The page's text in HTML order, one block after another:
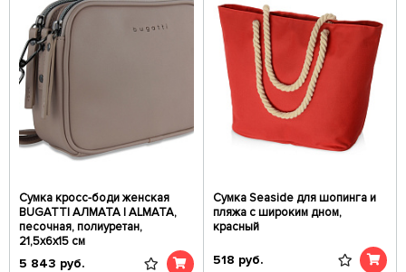
Сумка кросс-боди женская
BUGATTI АЛМАТА | ALMATA,
песочная, полиуретан,
21,5х6х15 см
5 843 руб.
Сумка Seaside для шопинга и
пляжа с широким дном,
красный
518 руб.